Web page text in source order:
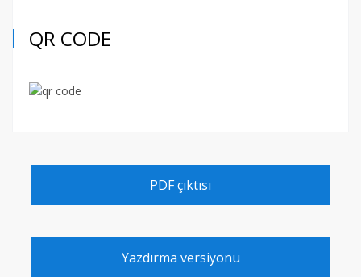
QR CODE
PDF çıktısı
Yazdırma versiyonu